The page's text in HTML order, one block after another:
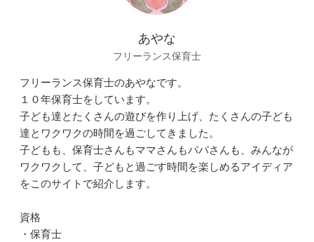
あやな
フリーランス保育士
フリーランス保育士のあやなです。
１０年保育士をしています。
子ども達とたくさんの遊びを作り上げ、たくさんの子ども
達とワクワクの時間を過ごしてきました。
子どもも、保育士さんもママさんもパパさんも、みんなが
ワクワクして、子どもと過ごす時間を楽しめるアイディア
をこのサイトで紹介します。
資格
・保育士